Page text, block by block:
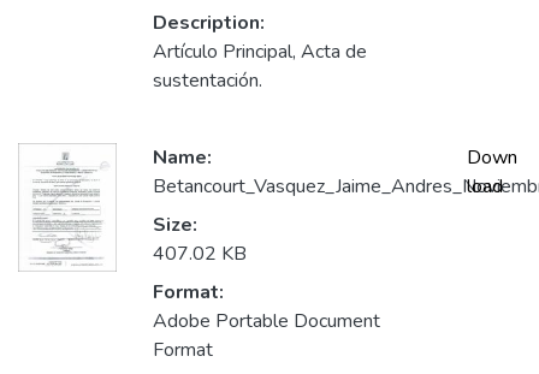
Description:
Artículo Principal, Acta de
sustentación.
Name:
Size:
407.02 KB
Format:
Adobe Portable Document
Format
Down
load